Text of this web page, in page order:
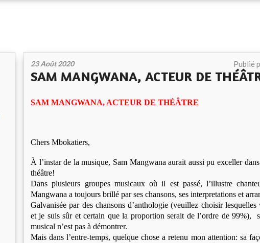
23 Août 2020 Publié
SAM MANGWANA, ACTEUR DE
SAM MANGWANA, ACTEUR DE THÉÂTRE
Chers Mbokatiers,
À l’instar de la musique, Sam Mangwana aurait aussi pu exceller
théâtre!
Dans plusieurs groupes musicaux où il est passé, l’illustre
Mangwana a toujours brillé par ses chansons, ses interpretations et
Galvanisée par des chansons d’anthologie (veuillez choisir
et je suis sûr et certain que la proportion serait de l’ordre de 99%),
musical n’est pas à démontrer.
Mais dans l’entre-temps, quelque chose a retenu mon attention: sa